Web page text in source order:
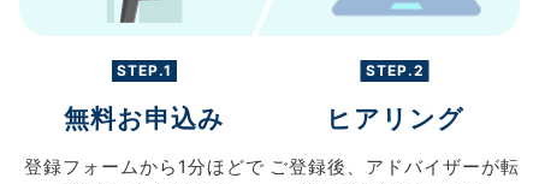
STEP.1
無料お申込み
登録フォームから 1分ほどで
STEP.2
ヒアリング
ご登録後、 アドバイザーが転